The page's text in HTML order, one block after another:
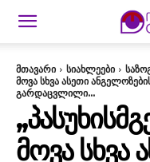
მთავარი სიახლეები
მოვა სხვა ასეთი
გარდაცვლილი...
ᲛᲝᲕᲐ ᲡᲮᲕᲐ